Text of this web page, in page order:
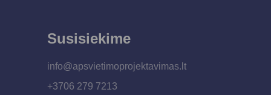
Susisiekime
info@apsvietimoprojektavimas.lt
+3706 279 7213